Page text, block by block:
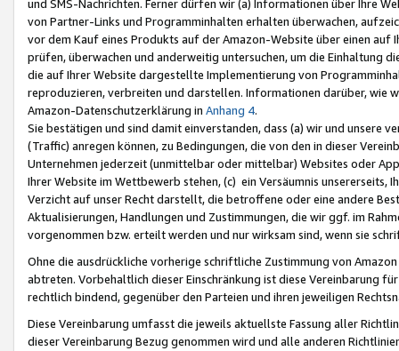
und SMS-Nachrichten. Ferner dürfen wir (a) Informationen über Ihre
von Partner-Links und Programminhalten erhalten überwachen,
vor dem Kauf eines Produkts auf der Amazon-Website über einen
prüfen, überwachen und anderweitig untersuchen, um die Einhaltung
die auf Ihrer Website dargestellte Implementierung von
reproduzieren, verbreiten und darstellen. Informationen darüber, wie
Amazon-Datenschutzerklärung in Anhang 4.
Sie bestätigen und sind damit einverstanden, dass (a) wir und
(Traffic) anregen können, zu Bedingungen, die von den in dieser
Unternehmen jederzeit (unmittelbar oder mittelbar) Websites oder
Ihrer Website im Wettbewerb stehen, (c) ein Versäumnis unsererseits,
Verzicht auf unser Recht darstellt, die betroffene oder eine andere
Aktualisierungen, Handlungen und Zustimmungen, die wir ggf. im
vorgenommen bzw. erteilt werden und nur wirksam sind, wenn sie
Ohne die ausdrückliche vorherige schriftliche Zustimmung von
abtreten. Vorbehaltlich dieser Einschränkung ist diese Vereinbarung
rechtlich bindend, gegenüber den Parteien und ihren jeweiligen
Diese Vereinbarung umfasst die jeweils aktuellste Fassung aller
dieser Vereinbarung Bezug genommen wird und alle anderen